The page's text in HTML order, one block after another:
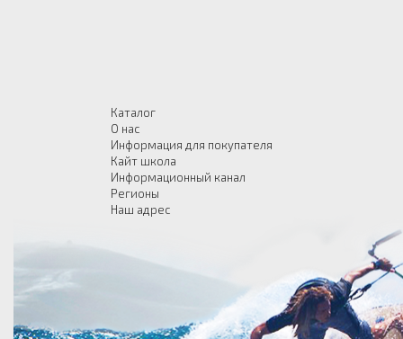
Каталог
О нас
Информация для покупателя
Кайт школа
Информационный канал
Регионы
Наш адрес